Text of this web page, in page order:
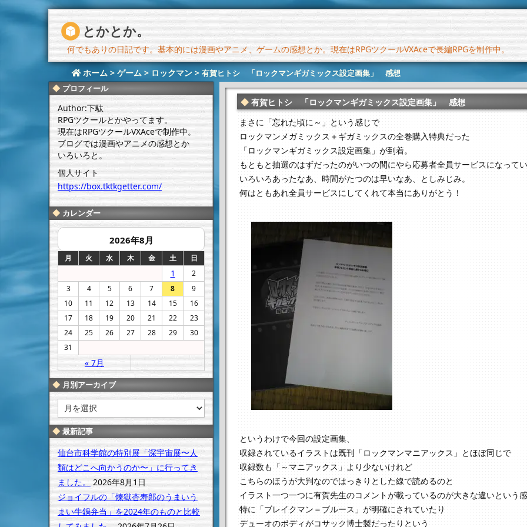
とかとか。
何でもありの日記です。基本的には漫画やアニメ、ゲームの感想とか。現在はRPGツクールVXAceで長編RPGを制作中。
ホーム > ゲーム > ロックマン > 有賀ヒトシ 「ロックマンギガミックス設定画集」 感想
有賀ヒトシ 「ロックマンギガミックス設定画集」 感想
まさに「忘れた頃に～」という感じで
ロックマンメガミックス＋ギガミックスの全巻購入特典だった
「ロックマンギガミックス設定画集」が到着。
もともと抽選のはずだったのがいつの間にやら応募者全員サービスになって
いろいろあったなあ、時間がたつのは早いなあ、としみじみ。
何はともあれ全員サービスにしてくれて本当にありがとう！
というわけで今回の設定画集、
収録されているイラストは既刊「ロックマンマニアックス」とほぼ同じで
収録数も「～マニアックス」より少ないけれど
こちらのほうが大判なのではっきりとした線で読めるのと
イラスト一つ一つに有賀先生のコメントが載っているのが大きな違いという
特に「ブレイクマン＝ブルース」が明確にされていたり
デューオのボディがコサック博士製だったりという
プロフィール
Author:下駄
RPGツクールとかやってます。
現在はRPGツクールVXAceで制作中。
ブログでは漫画やアニメの感想とか
いろいろと。
個人サイト
https://box.tktkgetter.com/
カレンダー
2026年8月
月 火 水 木 金 土 日
1
2
3
4 5 6 7 8
9
10
11 12 13 14 15
16
17
18 19 20 21 22
23
24
25 26 27 28 29
30
31
« 7月
月別アーカイブ
別
ア
ー
カ
イ
ブ
最新記事
仙台市科学館の特別展「深宇宙展〜人
類はどこへ向かうのか〜」に行ってき
ました。
2026年8月1日
ジョイフルの「煉獄杏寿郎のうまいう
まい牛鍋弁当」を2024年のものと比較